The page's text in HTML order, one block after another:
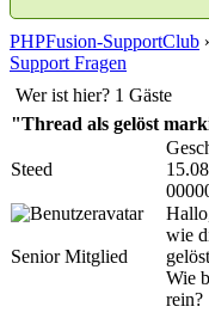
PHPFusion-SupportClub
Support Fragen
Wer ist hier? 1 Gäste
"Thread als gelöst
Steed
Senior Mitglied
wie
Wie
rein?